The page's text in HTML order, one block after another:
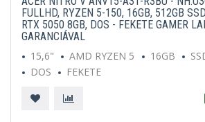
FULLHD, RYZEN 5-150, 16GB, 512GB
RTX 5050 8GB, DOS - FEKETE GAMER
GARANCIÁVAL
15,6"
AMD RYZEN 5 16GB
DOS
FEKETE